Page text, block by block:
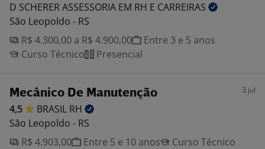
D SCHERER ASSESSORIA EM RH E CARREIRAS
São Leopoldo - RS
R$ 4.300,00 a R$ 4.900,00
Entre 3 e 5 anos
Curso Técnico
Presencial
Mecânico De Manutenção 3 jul
4,5 BRASIL RH
São Leopoldo - RS
R$ 4.903,00
Entre 5 e 10 anos
Curso Técnico